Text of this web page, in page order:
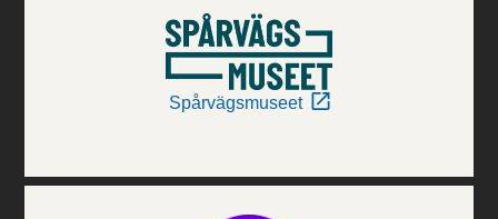
Spårvägsmuseet